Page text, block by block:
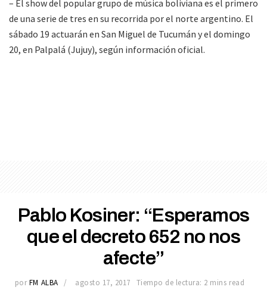
– El show del popular grupo de música boliviana es el primero
de una serie de tres en su recorrida por el norte argentino. El
sábado 19 actuarán en San Miguel de Tucumán y el domingo
20, en Palpalá (Jujuy), según información oficial.
Pablo Kosiner: “Esperamos
que el decreto 652 no nos
afecte”
por FM ALBA agosto 17, 2017 Tiempo de lectura: 2 mins read